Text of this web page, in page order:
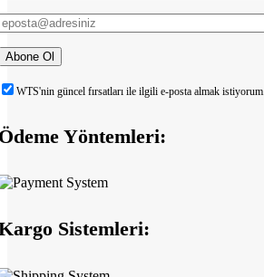
WTS'nin güncel fırsatları ile ilgili e-posta almak istiyorum.
Yöntemleri:
Sistemleri: